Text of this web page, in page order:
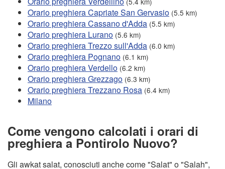
Orario preghiera Capriate San Gervasio (5.5 km)
Orario preghiera Cassano d'Adda (5.5 km)
Orario preghiera Lurano (5.6 km)
Orario preghiera Trezzo sull'Adda (6.0 km)
Orario preghiera Pognano (6.1 km)
Orario preghiera Verdello (6.2 km)
Orario preghiera Grezzago (6.3 km)
Orario preghiera Trezzano Rosa (6.4 km)
Milano
Come vengono calcolati i orari di
preghiera a Pontirolo Nuovo?
Gli awkat salat, conosciuti anche come "Salat" o "Salah",